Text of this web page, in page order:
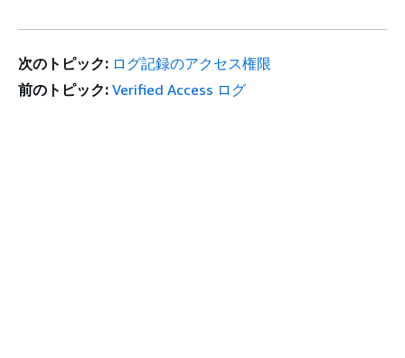
次のトピック: ログ記録のアクセス権限
前のトピック: Verified Access ログ